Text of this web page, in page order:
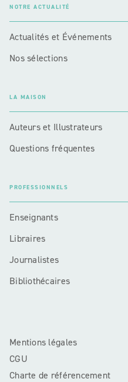
NOTRE ACTUALITÉ
Actualités et Événements
Nos sélections
LA MAISON
Auteurs et Illustrateurs
Questions fréquentes
PROFESSIONNELS
Enseignants
Libraires
Journalistes
Bibliothécaires
Mentions légales
CGU
Charte de référencement